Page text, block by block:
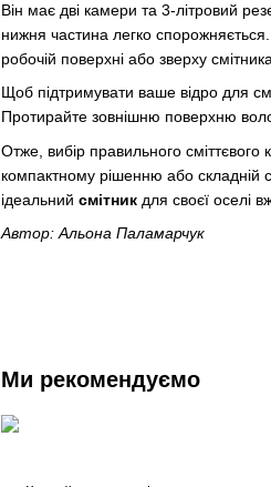
Він має дві камери та 3-літровий
нижня частина легко
робочій поверхні або зверху
Щоб підтримувати ваше відро для
Протирайте зовнішню поверхню
Отже, вибір правильного
компактному рішенню або складній
ідеальний смітник для своєї оселі
Автор: Альона Паламарчук
Ми рекомендуємо